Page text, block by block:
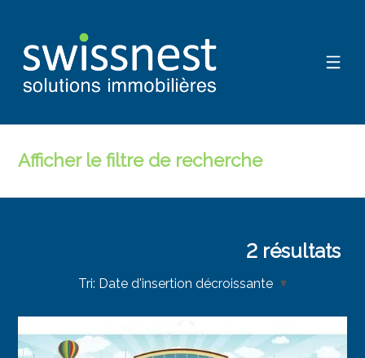
Afficher le filtre de recherche
2 résultats
Tri: Date d'insertion décroissante